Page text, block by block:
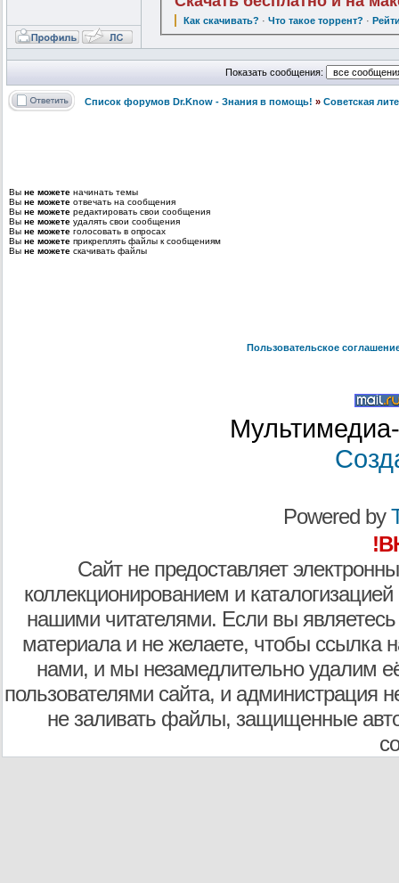
Как скачивать? ·Что такое торрент? ·
Показать сообщения:
Список форумов Dr.Know - Знания в помощь! » Советская
Вы не можете начинать темы
Вы не можете отвечать на сообщения
Вы не можете редактировать свои сообщения
Вы не можете удалять свои сообщения
Вы не можете голосовать в опросах
Вы не можете прикреплять файлы к сообщениям
Вы не можете скачивать файлы
Пользовательское
Powered by
Сайт не предоставляет
коллекционированием и
нашими читателями. Если вы являетесь
материала и не желаете, чтобы ссылка
нами, и мы незамедлительно удалим
пользователями сайта, и администрация
не заливать файлы, защищенные